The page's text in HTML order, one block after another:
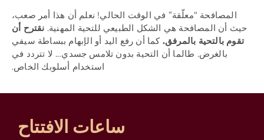
المصافحة “معلّقة” في الوقت الحالي! نعلم أن هذا أمر صعب،
حيث أن المصافحة هي الشكل الطبيعي للتحية المهنية. نقترح أن
تقوم بالتحية بالمرفق.كما أن رفع اليد أو الإبهام ببساطة سيفي
بالغرض. طالما أن التحية بدون تلامس جسدي… لا تتردد في
استخدام أسلوبك الخاص.
ساعات الافتتاح